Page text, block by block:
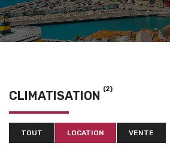
CLIMATISATION (2)
TOUT LOCATION VENTE